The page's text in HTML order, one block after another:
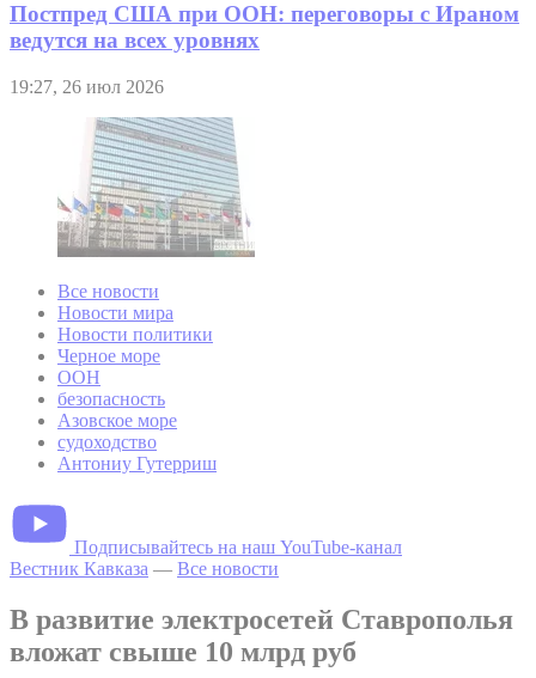
Постпред США при ООН: переговоры с Ираном
ведутся на всех уровнях
19:27, 26 июл 2026
Все новости
Новости мира
Новости политики
Черное море
ООН
безопасность
Азовское море
судоходство
Антониу Гутерриш
Подписывайтесь на наш YouTube-канал
Вестник Кавказа — Все новости
В развитие электросетей Ставрополья
вложат свыше 10 млрд руб